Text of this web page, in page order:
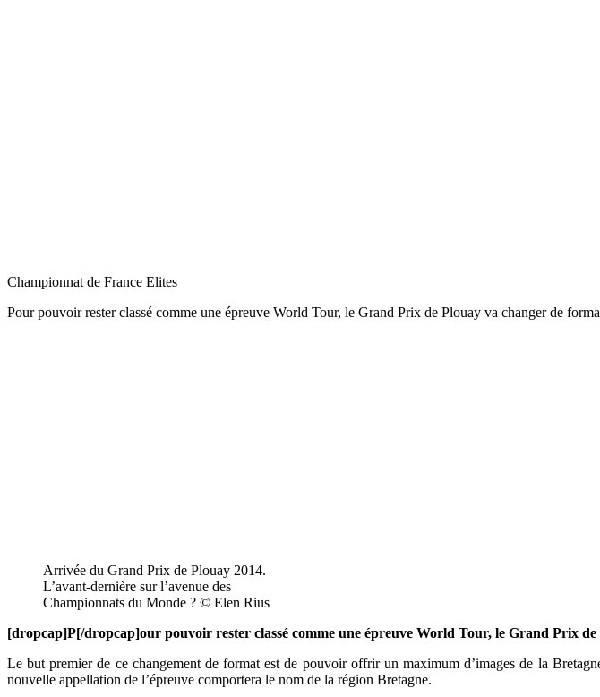
Championnat de France Elites
Pour pouvoir rester classé comme une épreuve World Tour, le Grand Prix de Plouay va changer de
Arrivée du Grand Prix de Plouay 2014.
L’avant-dernière sur l’avenue des
Championnats du Monde ? © Elen Rius
[dropcap]P[/dropcap]our pouvoir rester classé comme une épreuve World Tour, le Grand Prix
Le but premier de ce changement de format est de pouvoir offrir un maximum d’images de la
nouvelle appellation de l’épreuve comportera le nom de la région Bretagne.